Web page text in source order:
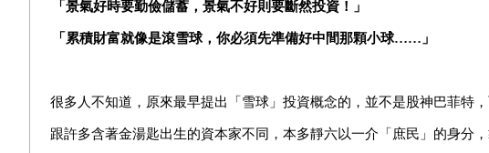
「景氣好時要勤儉儲蓄，景氣不好則要斷然投資！」
「累積財富就像是滾雪球，你必須先準備好中間那顆小球……」
很多人不知道，原來最早提出「雪球」投資概念的，並不是股神巴菲特，
跟許多含著金湯匙出生的資本家不同，本多靜六以一介「庶民」的身